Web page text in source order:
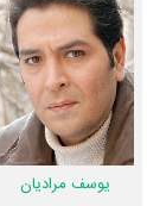
درباره ضرباهنگ و
شیرین راکاوه حمیدی‌
به‌گوشتان نشسته و یا
دردسرهای شیرین
جلوخانیآشنا می‌کنیم.
شیرین را انجام نموده و
یوسف مرادیان